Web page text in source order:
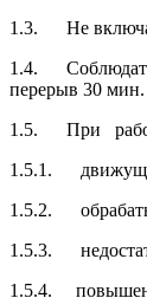
1.3. Не
1.4. Соблюдать
перерыв 30 мин.
1.5. При
1.5.1.
1.5.2.
1.5.3.
1.5.4.